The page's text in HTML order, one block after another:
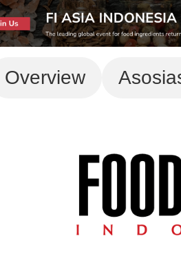
Overview